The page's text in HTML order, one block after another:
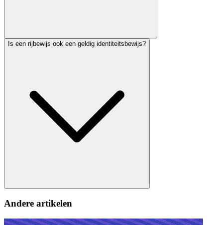
Is een rijbewijs ook een geldig identiteitsbewijs?
Andere artikelen